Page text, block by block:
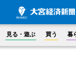
見る・遊ぶ 買う 暮